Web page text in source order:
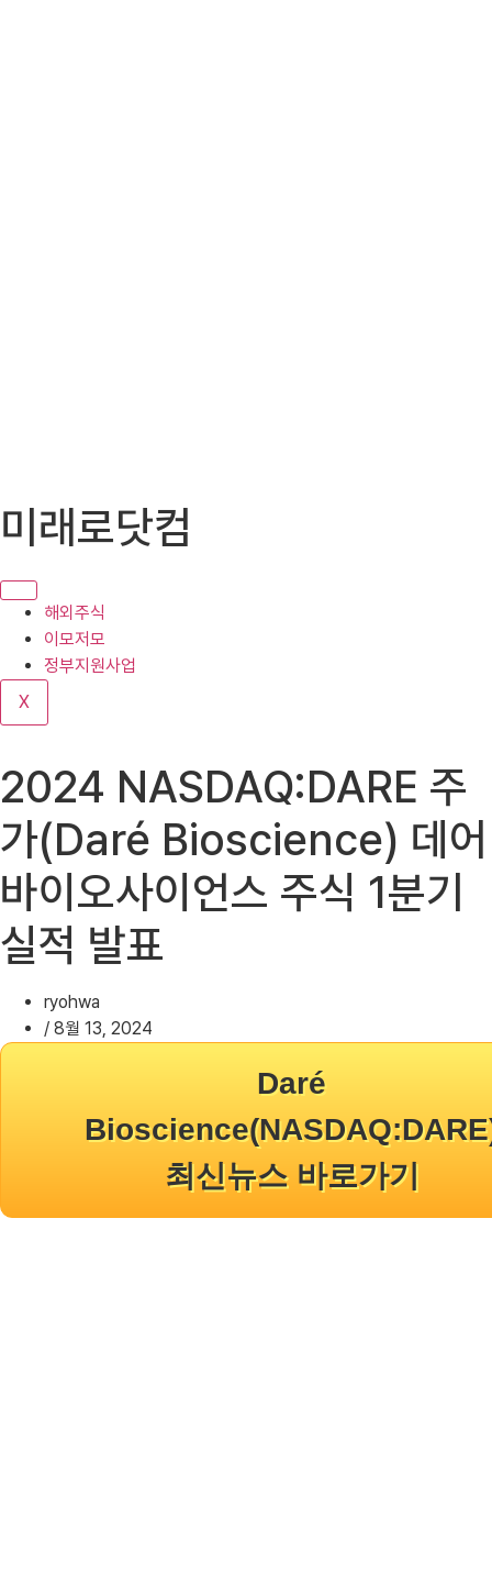
텐
로
기
미래로닷컴
해외주식
이모저모
정부지원사업
X
2024 NASDAQ:DARE 주
가(Daré Bioscience) 데어
바이오사이언스 주식 1분기
실적 발표
ryohwa
/ 8월 13, 2024
Daré
최신뉴스 바로가기